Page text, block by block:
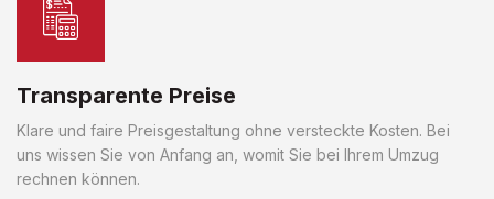
Transparente Preise
Klare und faire Preisgestaltung ohne versteckte Kosten. Bei
uns wissen Sie von Anfang an, womit Sie bei Ihrem Umzug
rechnen können.